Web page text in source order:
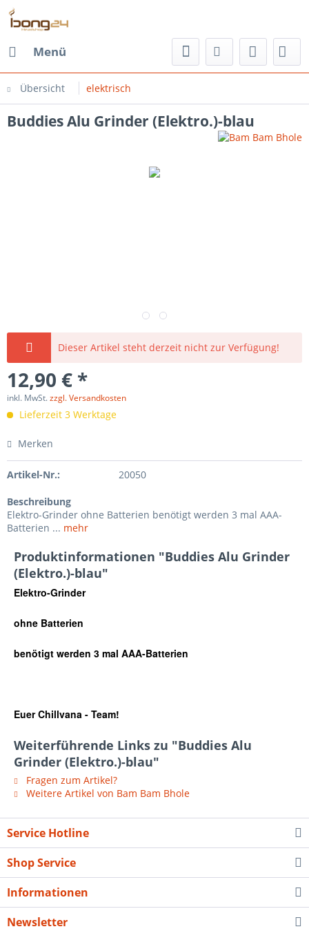
Menü
Übersicht elektrisch
Buddies Alu Grinder (Elektro.)-blau
Dieser Artikel steht derzeit nicht zur Verfügung!
12,90 € *
inkl. MwSt.zzgl. Versandkosten
Lieferzeit 3 Werktage
Merken
Artikel-Nr.: 20050
Beschreibung
Elektro-Grinder ohne Batterien benötigt werden 3 mal AAA-
Batterien ... mehr
Produktinformationen "Buddies Alu Grinder
(Elektro.)-blau"
Elektro-Grinder
ohne Batterien
benötigt werden 3 mal AAA-Batterien
Euer Chillvana - Team!
Weiterführende Links zu "Buddies Alu
Grinder (Elektro.)-blau"
Fragen zum Artikel?
Weitere Artikel von Bam Bam Bhole
Service Hotline
Shop Service
Informationen
Newsletter